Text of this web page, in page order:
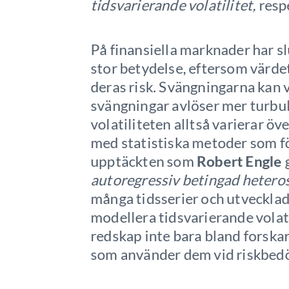
tidsvarierande volatilitet,
På finansiella marknader har
stor betydelse, eftersom
deras risk. Svängningarna
svängningar avlöser mer
volatiliteten alltså varierar
med statistiska metoder
upptäckten som Robert Engle
autoregressiv betingad
många tidsserier och
modellera tidsvarierande
redskap inte bara bland
som använder dem vid